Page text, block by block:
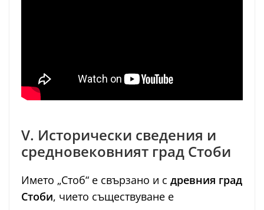
V. Исторически сведения и
средновековният град Стоби
Името „Стоб“ е свързано и с древния град
Стоби, чието съществуване е